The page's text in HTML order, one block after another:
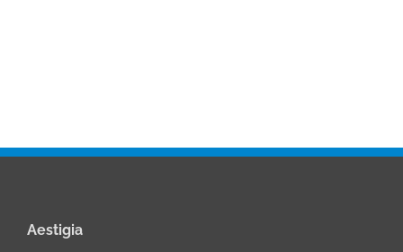
Aestigia